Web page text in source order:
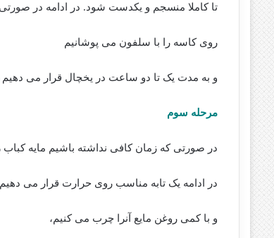
تا کاملا منسجم و یکدست شود. در ادامه در
روی کاسه را با سلفون می پوشانیم
و به مدت یک تا دو ساعت در یخچال قرار می دهیم
مرحله سوم
در صورتی که زمان کافی نداشته باشیم مایه
در ادامه یک تابه مناسب روی حرارت قرار می دهیم
و با کمی روغن مایع آنرا چرب می کنیم،